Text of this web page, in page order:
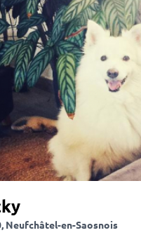
Neufchâtel-en-Saosnois